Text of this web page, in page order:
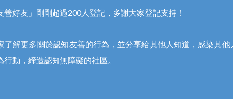
善好友」剛剛超過200人登記，多謝大家登記支持！
了解更多關於認知友善的行為，並分享給其他人知道，感染其
行動，締造認知無障礙的社區。